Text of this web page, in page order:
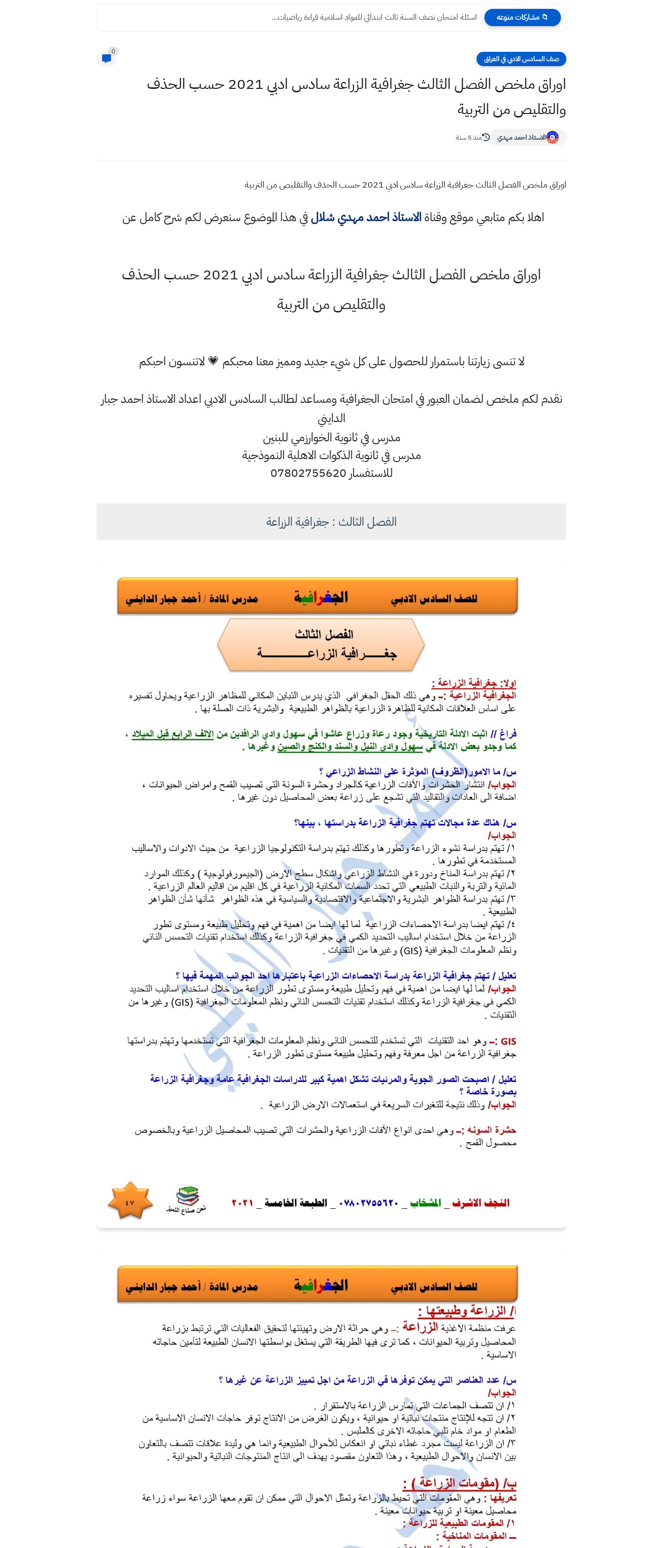
📁 مشاركات منوعه اسئلة امتحان نصف السنة ثالث ابتدائي للمواد اسلامية قراءة رياضيات...
صف السادس الادبي في العراق
0
اوراق ملخص الفصل الثالث جغرافية الزراعة سادس ادبي 2021 حسب الحذف
والتقليص من التربية
الاستاذ احمد مهدي منذ 5 سنة
اوراق ملخص الفصل الثالث جغرافية الزراعة سادس ادبي 2021 حسب الحذف والتقليص من التربية
اهلا بكم متابعي موقع وقناةالاستاذ احمد مهدي شلالفي هذا الموضوع سنعرض لكم شرح كامل عن
اوراق ملخص الفصل الثالث جغرافية الزراعة سادس ادبي 2021 حسب الحذف
والتقليص من التربية
لا تنسى زيارتنا باستمرار للحصول على كل شيء جديد ومميز معنا محبكم 💗 لاتنسون احبكم
نقدم لكم ملخص لضمان العبور في امتحان الجغرافية ومساعد لطالب السادس الادبي اعداد الاستاذ احمد جبار
الدايني
مدرس في ثانوية الخوارزمي للبنين
مدرس في ثانوية الذكوات الاهلية النموذجية
للاستفسار 07802755620
الفصل الثالث : جغرافية الزراعة